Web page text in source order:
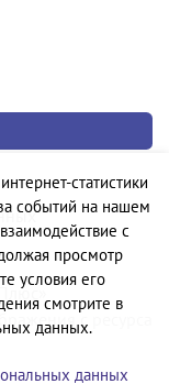
с ресурса
статистики
событий на нашем
с
просмотр
условия его
смотрите в
данных.
данных